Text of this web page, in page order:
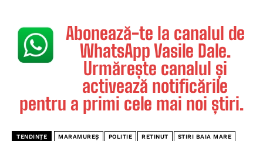
Abonează-te la canalul de
WhatsApp Vasile Dale.
Urmărește canalul și
activează notificările
pentru a primi cele mai noi știri.
TENDINȚE MARAMUREȘ POLITIE RETINUT STIRI BAIA MARE